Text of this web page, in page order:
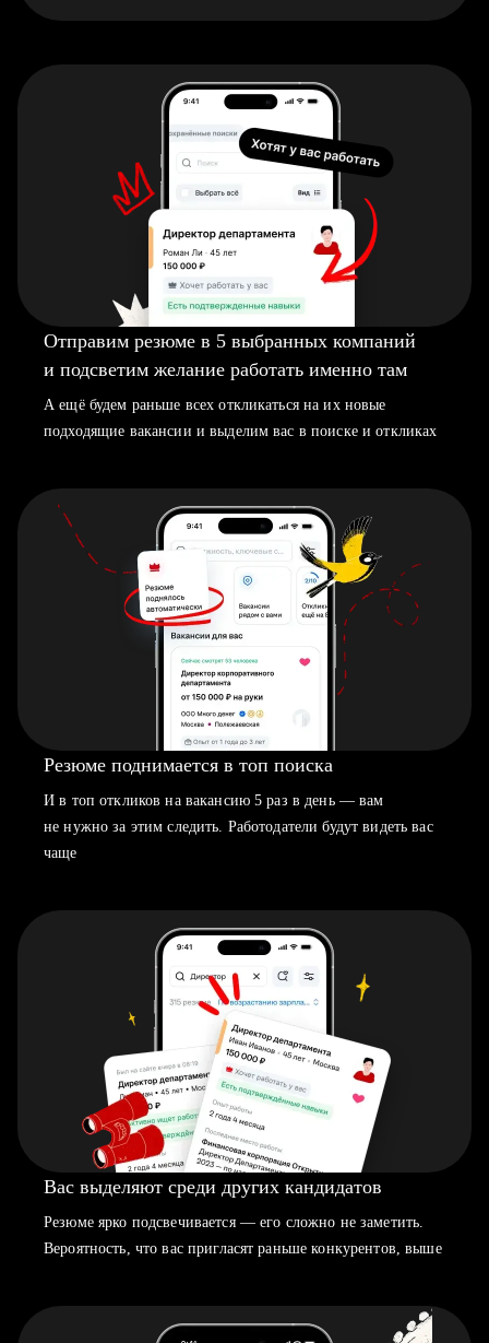
Отправим резюме в 5 выбранных компаний
и подсветим желание работать именно там
А ещё будем раньше всех откликаться на их новые
подходящие вакансии и выделим вас в поиске и откликах
Резюме поднимается в топ поиска
И в топ откликов на вакансию 5 раз в день — вам
не нужно за этим следить. Работодатели будут видеть вас
чаще
Вас выделяют среди других кандидатов
Резюме ярко подсвечивается — его сложно не заметить.
Вероятность, что вас пригласят раньше конкурентов, выше